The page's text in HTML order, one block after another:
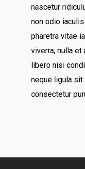
nascetur
non odio
pharetra vitae
viverra, nulla et
libero nisi
neque ligula sit
consectetur